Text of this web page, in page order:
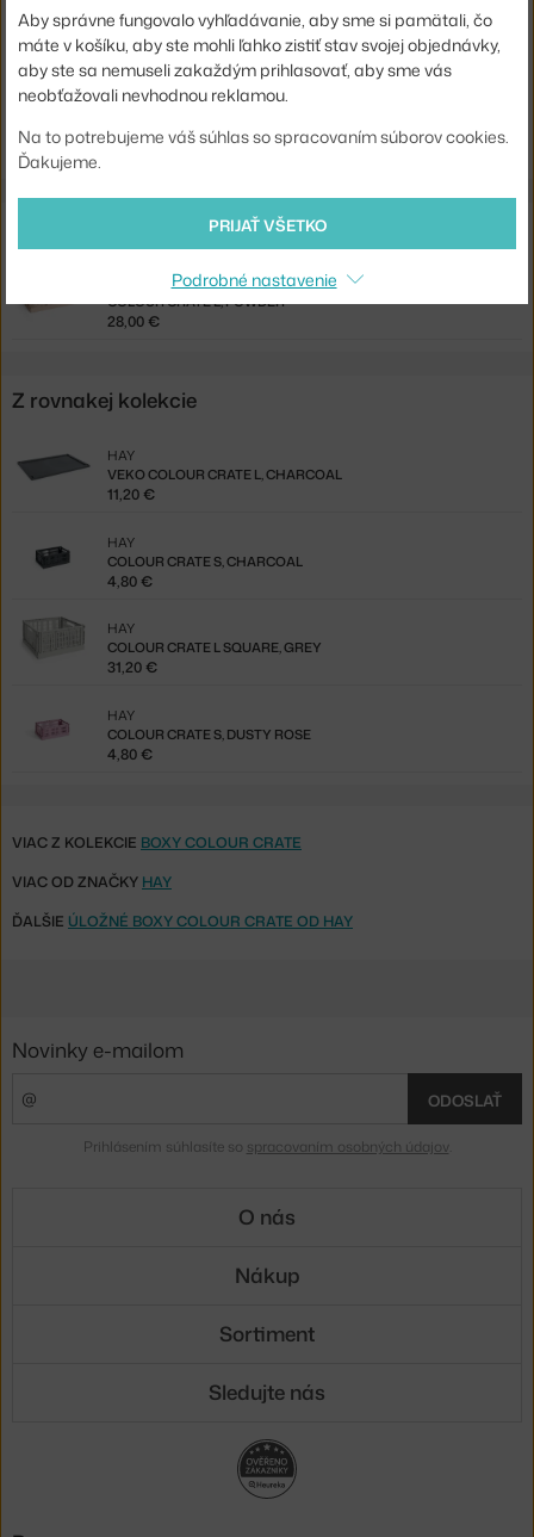
Kód produktu
HAY-AE759-A603-AF65
EAN
5710441420385
Jste z Česka? Přejděte naVíko Colour Crate L, powder
Shopping from the EU? Switch toColour Crate Lid L, powder
COLOUR CRATE L, POWDER
28,00 €
Z rovnakej kolekcie
VEKO COLOUR CRATE L, CHARCOAL
HAY
11,20 €
COLOUR CRATE S, CHARCOAL
HAY
4,80 €
COLOUR CRATE L SQUARE, GREY
HAY
31,20 €
COLOUR CRATE S, DUSTY ROSE
HAY
4,80 €
VIAC Z KOLEKCIE BOXY COLOUR CRATE
VIAC OD ZNAČKY HAY
ĎALŠIE ÚLOŽNÉ BOXY COLOUR CRATE OD HAY
Aby správne fungovalo vyhľadávanie, aby sme si pamätali, čo
máte v košíku, aby ste mohli ľahko zistiť stav svojej objednávky,
aby ste sa nemuseli zakaždým prihlasovať, aby sme vás
neobťažovali nevhodnou reklamou.
Na to potrebujeme váš súhlas so spracovaním súborov cookies.
Ďakujeme.
PRIJAŤ VŠETKO
Podrobné nastavenie
Novinky e-mailom
ODOSLAŤ
Prihlásením súhlasíte so spracovaním osobných údajov.
O nás
Nákup
Sortiment
Sledujte nás